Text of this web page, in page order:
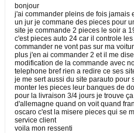
bonjour
j'ai commander pleins de fois jamais
un jur je commane des pieces pour
site je commande 2 pieces le soir a
c'est pieces auto 24 car il controle
commander ne vont pas sur ma
plus j'en ai commander 2 et il me
modification de la commande avec
telephone bref rien a redire ce ses
je me sert aussi du site parauto pour
monter les pieces leur banques de
pour la livraison 3/4 jours je trouve
d'allemagne quand on voit quand
oscaro c'est la misere pieces qui se
service client
voila mon ressenti